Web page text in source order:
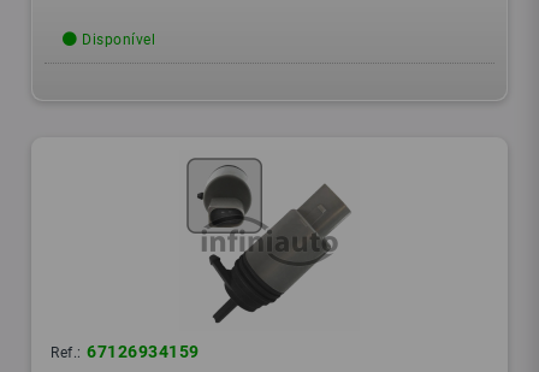
Disponível
Ref.: 67126934159